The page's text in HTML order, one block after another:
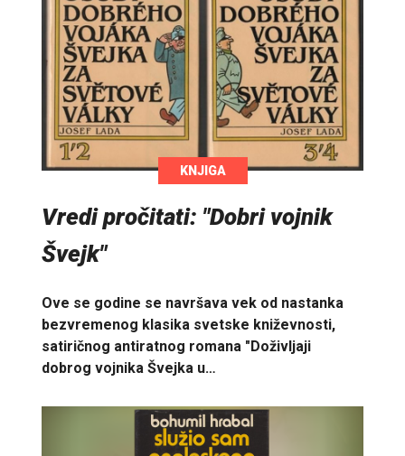
KNJIGA
Vredi pročitati: "Dobri vojnik
Švejk"
Ove se godine se navršava vek od nastanka
bezvremenog klasika svetske kniževnosti,
satiričnog antiratnog romana "Doživljaji
dobrog vojnika Švejka u…